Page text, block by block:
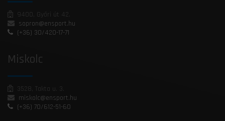
9400, Győri út 42.
sopron@ensport.hu
(+36) 30/420-17-71
Miskolc
3528, Takta u. 3.
miskolc@ensport.hu
(+36) 70/612-51-60